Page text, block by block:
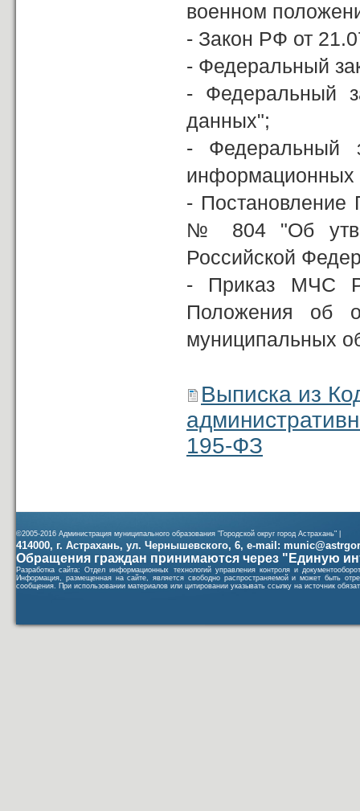
военном
- Закон РФ от
- Федеральный
- Федеральный
данных";
-
информационных
- Постановление
№ 804 "Об
Российской
- Приказ МЧС
Положения об
муниципальных
Выписка из
195-ФЗ
©2005-2016 Администрация муниципального образования "Городской округ город Астрахань" |
414000, г. Астрахань, ул. Чернышевского, 6, e-mail:
Обращения граждан принимаются через "Единую
Разработка сайта: Отдел информационных технологий управления контроля и
Информация, размещенная на сайте, является свободно распространяемой и может быть
сообщения. При использовании материалов или цитировании указывать ссылку на источник